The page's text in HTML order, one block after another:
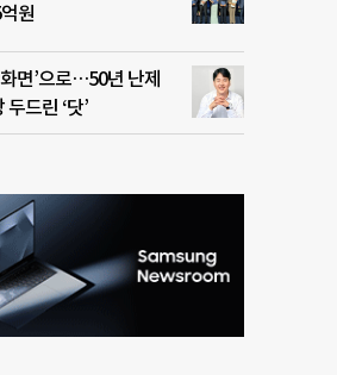
원
면’으로…50년 난제
드린 ‘닷’